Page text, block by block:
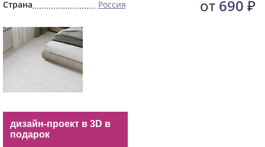
Страна
Россия от 690 ₽
дизайн-проект в 3D в
подарок